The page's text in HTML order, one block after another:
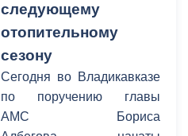
следующему
отопительному
сезону
Сегодня во Владикавказе
по поручению главы
АМС Бориса